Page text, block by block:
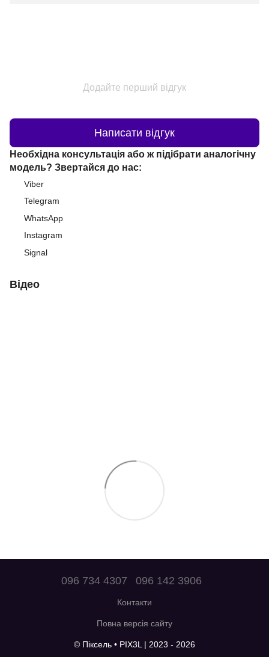
Додайте перший відгук
Написати відгук
Необхідна консультація або ж підібрати аналогічну
модель? Звертайся до нас:
Viber
Telegram
WhatsApp
Instagram
Signal
Відео
096 734 4307 096 142 3906
Контакти
Повна версія сайту
© Піксель • PIX3L | 2023 - 2026